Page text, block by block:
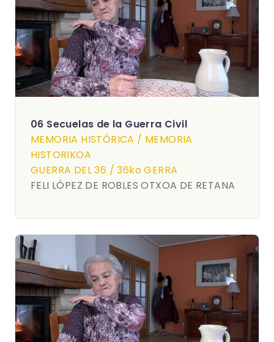
06 Secuelas de la Guerra Civil
MEMORIA HISTÓRICA / MEMORIA
HISTORIKOA
GUERRA DEL 36 / 36ko GERRA
FELI LÓPEZ DE ROBLES OTXOA DE RETANA